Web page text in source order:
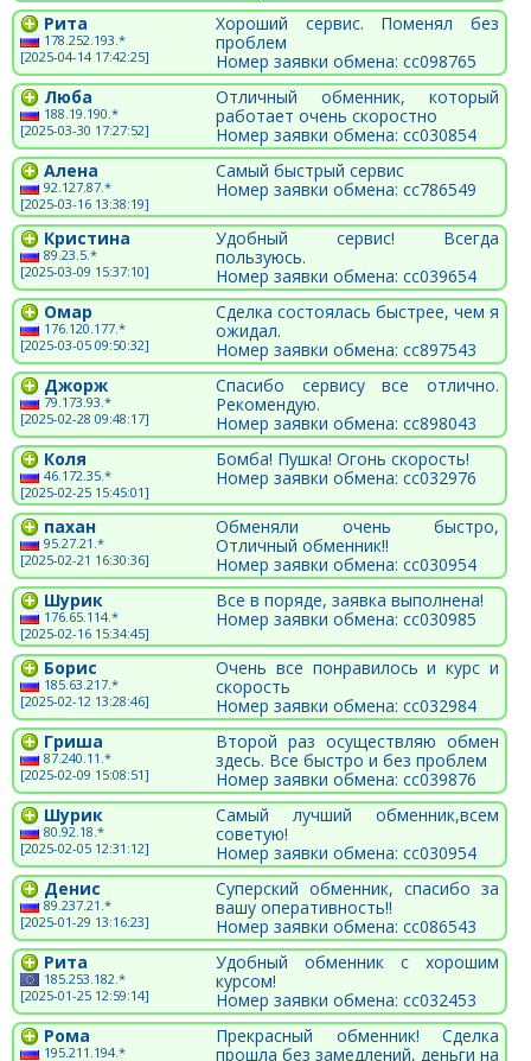
Рита
178.252.193.*
[2025-04-14 17:42:25]
Хороший сервис. Поменял без
проблем
Номер заявки обмена: cc098765
Люба
188.19.190.*
[2025-03-30 17:27:52]
Отличный обменник, который
работает очень скоростно
Номер заявки обмена: cc030854
Алена
92.127.87.*
[2025-03-16 13:38:19]
Самый быстрый сервис
Номер заявки обмена: cc786549
Кристина
89.23.5.*
[2025-03-09 15:37:10]
Удобный сервис! Всегда
пользуюсь.
Номер заявки обмена: cc039654
Омар
176.120.177.*
[2025-03-05 09:50:32]
Сделка состоялась быстрее, чем я
ожидал.
Номер заявки обмена: cc897543
Джорж
79.173.93.*
[2025-02-28 09:48:17]
Спасибо сервису все отлично.
Рекомендую.
Номер заявки обмена: сс898043
Коля
46.172.35.*
[2025-02-25 15:45:01]
Бомба! Пушка! Огонь скорость!
Номер заявки обмена: cc032976
пахан
95.27.21.*
[2025-02-21 16:30:36]
Обменяли очень быстро,
Отличный обменник!!
Номер заявки обмена: cc030954
Шурик
176.65.114.*
[2025-02-16 15:34:45]
Все в поряде, заявка выполнена!
Номер заявки обмена: cc030985
Борис
185.63.217.*
[2025-02-12 13:28:46]
Очень все понравилось и курс и
скорость
Номер заявки обмена: cc032984
Гриша
87.240.11.*
[2025-02-09 15:08:51]
Второй раз осуществляю обмен
здесь. Все быстро и без проблем
Номер заявки обмена: cc039876
Шурик
80.92.18.*
[2025-02-05 12:31:12]
Самый лучший обменник,всем
советую!
Номер заявки обмена: cc030954
Денис
89.237.21.*
[2025-01-29 13:16:23]
Суперский обменник, спасибо за
вашу оперативность!!
Номер заявки обмена: cc086543
Рита
185.253.182.*
[2025-01-25 12:59:14]
Удобный обменник с хорошим
курсом!
Номер заявки обмена: cc032453
Рома
195.211.194.*
Прекрасный обменник! Сделка
прошла без замедлений, деньги на